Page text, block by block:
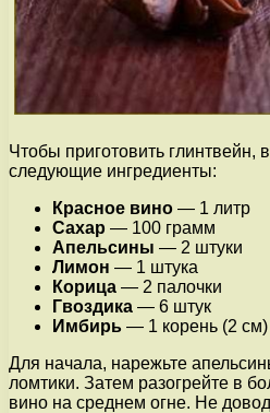
Чтобы приготовить глинтвейн,
следующие ингредиенты:
Красное вино — 1 литр
Сахар — 100 грамм
Апельсины — 2 штуки
Лимон — 1 штука
Корица — 2 палочки
Гвоздика — 6 штук
Имбирь — 1 корень (2 см)
Для начала, нарежьте
ломтики. Затем разогрейте в
вино на среднем огне. Не